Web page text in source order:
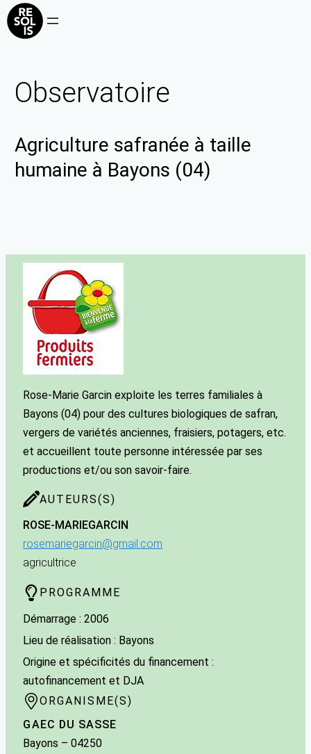
Observatoire
Agriculture safranée à taille
humaine à Bayons (04)
Rose-Marie Garcin exploite les terres familiales à
Bayons (04) pour des cultures biologiques de safran,
vergers de variétés anciennes, fraisiers, potagers, etc.
et accueillent toute personne intéressée par ses
productions et/ou son savoir-faire.
AUTEURS(S)
ROSE-MARIEGARCIN
rosemariegarcin@gmail.com
agricultrice
PROGRAMME
Démarrage : 2006
Lieu de réalisation : Bayons
Origine et spécificités du financement :
autofinancement et DJA
ORGANISME(S)
GAEC DU SASSE
Bayons – 04250